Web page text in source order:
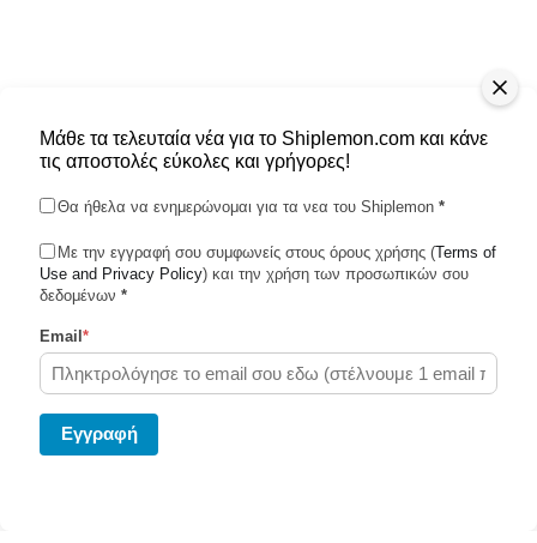
Shiplemon © 2026
Powered by Ghost
Μάθε τα τελευταία νέα για το Shiplemon.com και κάνε
τις αποστολές εύκολες και γρήγορες!
Θα ήθελα να ενημερώνομαι για τα νεα του Shiplemon *
Με την εγγραφή σου συμφωνείς στους όρους χρήσης (Terms of
Use and Privacy Policy) και την χρήση των προσωπικών σου
δεδομένων *
Email *
Eγγραφή